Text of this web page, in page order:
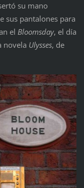
su mano
sus pantalones para
el Bloomsday, el día
novela Ulysses, de